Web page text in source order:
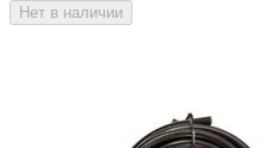
Нет в наличии